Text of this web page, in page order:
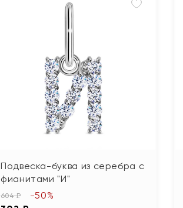
Подвеска-буква из серебра с
фианитами "И"
604 ₽ -50%